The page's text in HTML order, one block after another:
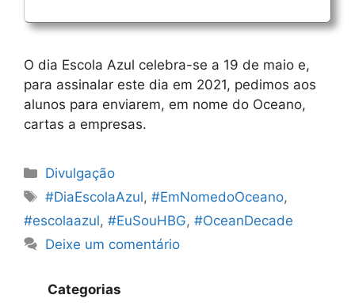
O dia Escola Azul celebra-se a 19 de maio e,
para assinalar este dia em 2021, pedimos aos
alunos para enviarem, em nome do Oceano,
cartas a empresas.
Categorias
Divulgação
Etiquetas
#DiaEscolaAzul,#EmNomedoOceano,
#escolaazul, #EuSouHBG, #OceanDecade
Deixe um comentário
Categorias